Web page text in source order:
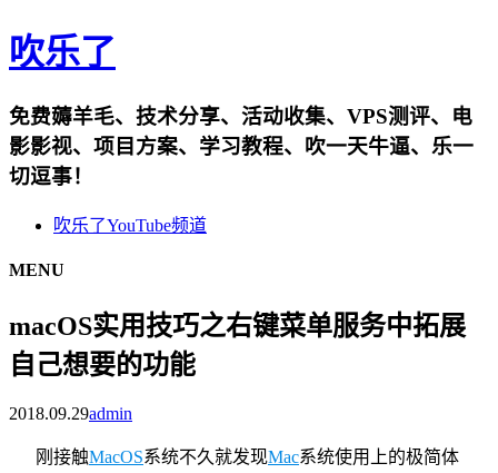
吹乐了
免费薅羊毛、技术分享、活动收集、VPS测评、电
影影视、项目方案、学习教程、吹一天牛逼、乐一
切逗事！
吹乐了YouTube频道
MENU
macOS实用技巧之右键菜单服务中拓展
自己想要的功能
2018.09.29admin
刚接触MacOS系统不久就发现Mac系统使用上的极简体